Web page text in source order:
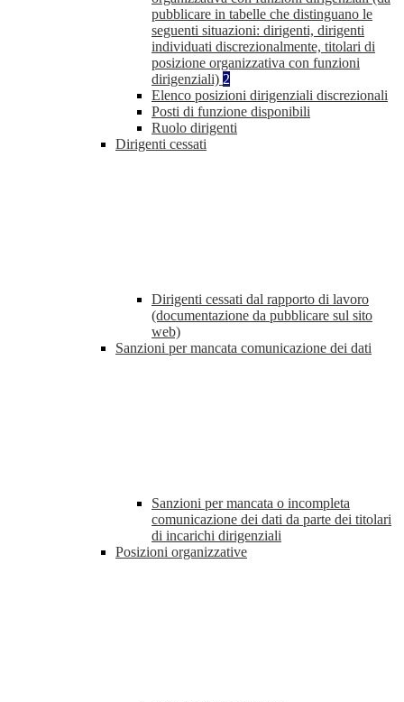
pubblicare in tabelle che distinguano le
seguenti situazioni: dirigenti, dirigenti
individuati discrezionalmente, titolari di
posizione organizzativa con funzioni
dirigenziali) 2
Elenco posizioni dirigenziali discrezionali
Posti di funzione disponibili
Ruolo dirigenti
Dirigenti cessati
Dirigenti cessati dal rapporto di lavoro
(documentazione da pubblicare sul sito
web)
Sanzioni per mancata comunicazione dei dati
Sanzioni per mancata o incompleta
comunicazione dei dati da parte dei titolari
di incarichi dirigenziali
Posizioni organizzative